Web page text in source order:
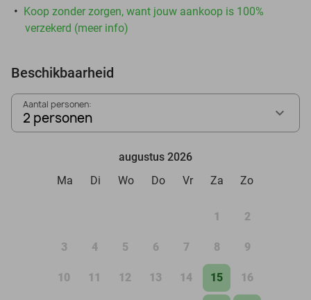
Koop zonder zorgen, want jouw aankoop is 100%
verzekerd (meer info)
Beschikbaarheid
Aantal personen:
2 personen
augustus 2026
Ma
Di Wo Do Vr Za Zo
1 2
3 4 5 6 7 8 9
10 11 12 13 14 15 16